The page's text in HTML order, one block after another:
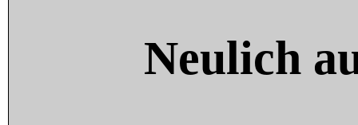
Neulich